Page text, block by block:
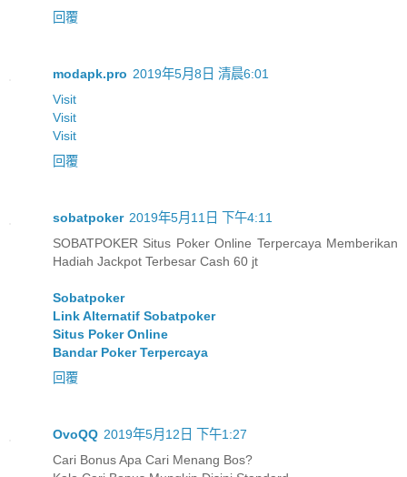
回覆
modapk.pro 2019年5月8日 清晨6:01
Visit
Visit
Visit
回覆
sobatpoker 2019年5月11日 下午4:11
SOBATPOKER Situs Poker Online Terpercaya Memberikan
Hadiah Jackpot Terbesar Cash 60 jt
Sobatpoker
Link Alternatif Sobatpoker
Situs Poker Online
Bandar Poker Terpercaya
回覆
OvoQQ 2019年5月12日 下午1:27
Cari Bonus Apa Cari Menang Bos?